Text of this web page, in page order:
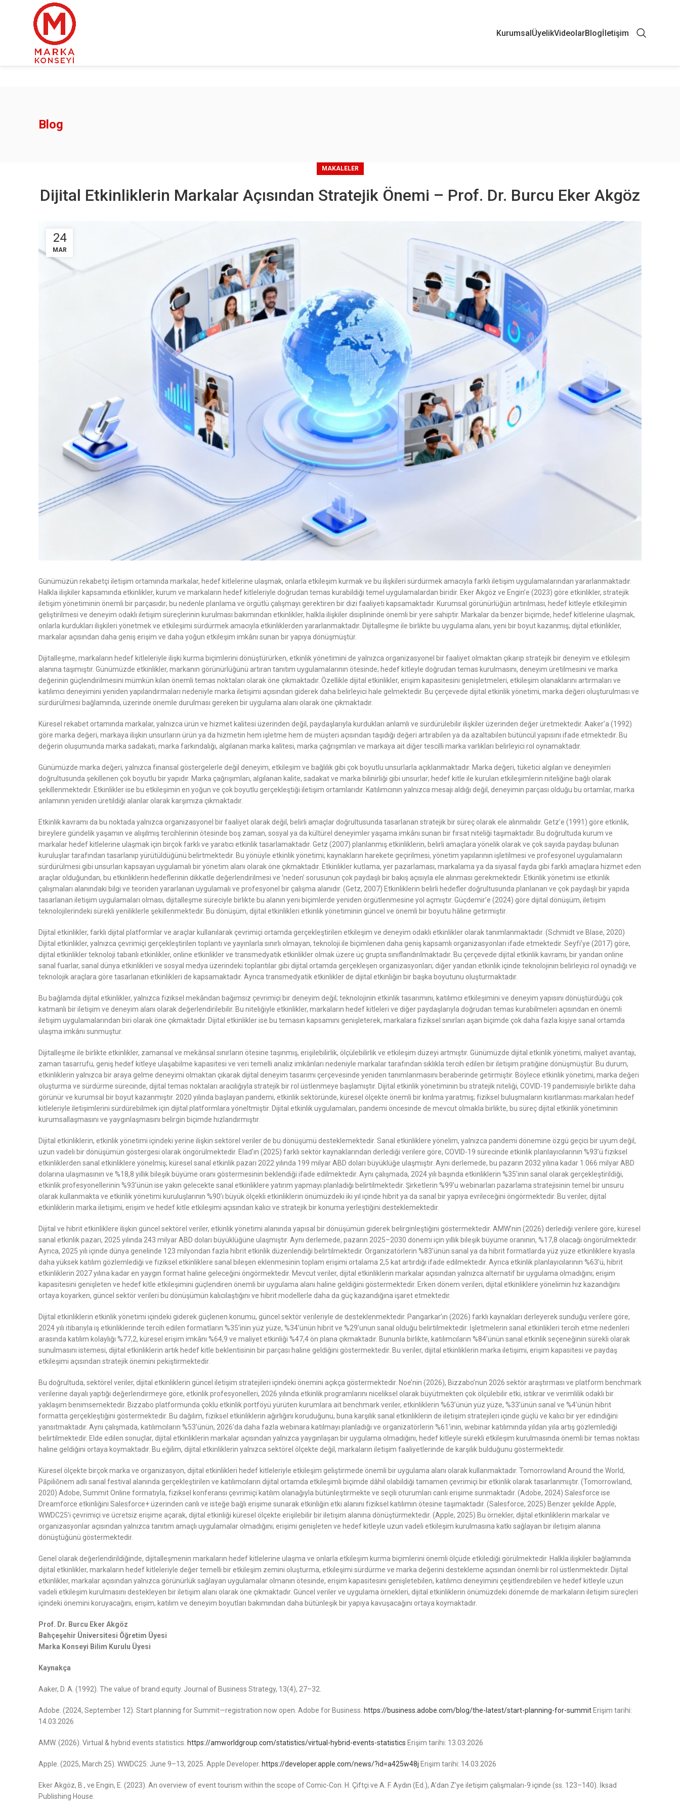
KurumsalÜyelikVideolarBlogİletişim
Blog
MAKALELER
Dijital Etkinliklerin Markalar Açısından Stratejik Önemi – Prof. Dr. Burcu Eker Akgöz
24
MAR
Günümüzün rekabetçi iletişim ortamında markalar, hedef kitlelerine ulaşmak, onlarla etkileşim kurmak ve bu ilişkileri sürdürmek amacıyla farklı iletişim uygulamalarından yararlanmaktadır.
Halkla ilişkiler kapsamında etkinlikler, kurum ve markaların hedef kitleleriyle doğrudan temas kurabildiği temel uygulamalardan biridir. Eker Akgöz ve Engin’e (2023) göre etkinlikler, stratejik
iletişim yönetiminin önemli bir parçasıdır; bu nedenle planlama ve örgütlü çalışmayı gerektiren bir dizi faaliyeti kapsamaktadır. Kurumsal görünürlüğün artırılması, hedef kitleyle etkileşimin
geliştirilmesi ve deneyim odaklı iletişim süreçlerinin kurulması bakımından etkinlikler, halkla ilişkiler disiplininde önemli bir yere sahiptir. Markalar da benzer biçimde, hedef kitlelerine ulaşmak,
onlarla kurdukları ilişkileri yönetmek ve etkileşimi sürdürmek amacıyla etkinliklerden yararlanmaktadır. Dijitalleşme ile birlikte bu uygulama alanı, yeni bir boyut kazanmış; dijital etkinlikler,
markalar açısından daha geniş erişim ve daha yoğun etkileşim imkânı sunan bir yapıya dönüşmüştür.
Dijitalleşme, markaların hedef kitleleriyle ilişki kurma biçimlerini dönüştürürken, etkinlik yönetimini de yalnızca organizasyonel bir faaliyet olmaktan çıkarıp stratejik bir deneyim ve etkileşim
alanına taşımıştır. Günümüzde etkinlikler, markanın görünürlüğünü artıran tanıtım uygulamalarının ötesinde; hedef kitleyle doğrudan temas kurulmasını, deneyim üretilmesini ve marka
değerinin güçlendirilmesini mümkün kılan önemli temas noktaları olarak öne çıkmaktadır. Özellikle dijital etkinlikler, erişim kapasitesini genişletmeleri, etkileşim olanaklarını artırmaları ve
katılımcı deneyimini yeniden yapılandırmaları nedeniyle marka iletişimi açısından giderek daha belirleyici hale gelmektedir. Bu çerçevede dijital etkinlik yönetimi, marka değeri oluşturulması ve
sürdürülmesi bağlamında, üzerinde önemle durulması gereken bir uygulama alanı olarak öne çıkmaktadır.
Küresel rekabet ortamında markalar, yalnızca ürün ve hizmet kalitesi üzerinden değil, paydaşlarıyla kurdukları anlamlı ve sürdürülebilir ilişkiler üzerinden değer üretmektedir. Aaker’a (1992)
göre marka değeri, markaya ilişkin unsurların ürün ya da hizmetin hem işletme hem de müşteri açısından taşıdığı değeri artırabilen ya da azaltabilen bütüncül yapısını ifade etmektedir. Bu
değerin oluşumunda marka sadakati, marka farkındalığı, algılanan marka kalitesi, marka çağrışımları ve markaya ait diğer tescilli marka varlıkları belirleyici rol oynamaktadır.
Günümüzde marka değeri, yalnızca finansal göstergelerle değil deneyim, etkileşim ve bağlılık gibi çok boyutlu unsurlarla açıklanmaktadır. Marka değeri, tüketici algıları ve deneyimleri
doğrultusunda şekillenen çok boyutlu bir yapıdır. Marka çağrışımları, algılanan kalite, sadakat ve marka bilinirliği gibi unsurlar; hedef kitle ile kurulan etkileşimlerin niteliğine bağlı olarak
şekillenmektedir. Etkinlikler ise bu etkileşimin en yoğun ve çok boyutlu gerçekleştiği iletişim ortamlarıdır. Katılımcının yalnızca mesajı aldığı değil, deneyimin parçası olduğu bu ortamlar, marka
anlamının yeniden üretildiği alanlar olarak karşımıza çıkmaktadır.
Etkinlik kavramı da bu noktada yalnızca organizasyonel bir faaliyet olarak değil, belirli amaçlar doğrultusunda tasarlanan stratejik bir süreç olarak ele alınmalıdır. Getz’e (1991) göre etkinlik,
bireylere gündelik yaşamın ve alışılmış tercihlerinin ötesinde boş zaman, sosyal ya da kültürel deneyimler yaşama imkânı sunan bir fırsat niteliği taşımaktadır. Bu doğrultuda kurum ve
markalar hedef kitlelerine ulaşmak için birçok farklı ve yaratıcı etkinlik tasarlamaktadır. Getz (2007) planlanmış etkinliklerin, belirli amaçlara yönelik olarak ve çok sayıda paydaşı bulunan
kuruluşlar tarafından tasarlanıp yürütüldüğünü belirtmektedir. Bu yönüyle etkinlik yönetimi; kaynakların harekete geçirilmesi, yönetim yapılarının işletilmesi ve profesyonel uygulamaların
sürdürülmesi gibi unsurları kapsayan uygulamalı bir yönetim alanı olarak öne çıkmaktadır. Etkinlikler kutlama, yer pazarlaması, markalama ya da siyasal fayda gibi farklı amaçlara hizmet eden
araçlar olduğundan, bu etkinliklerin hedeflerinin dikkatle değerlendirilmesi ve ‘neden’ sorusunun çok paydaşlı bir bakış açısıyla ele alınması gerekmektedir. Etkinlik yönetimi ise etkinlik
çalışmaları alanındaki bilgi ve teoriden yararlanan uygulamalı ve profesyonel bir çalışma alanıdır. (Getz, 2007) Etkinliklerin belirli hedefler doğrultusunda planlanan ve çok paydaşlı bir yapıda
tasarlanan iletişim uygulamaları olması, dijitalleşme süreciyle birlikte bu alanın yeni biçimlerde yeniden örgütlenmesine yol açmıştır. Güçdemir’e (2024) göre dijital dönüşüm, iletişim
teknolojilerindeki sürekli yeniliklerle şekillenmektedir. Bu dönüşüm, dijital etkinlikleri etkinlik yönetiminin güncel ve önemli bir boyutu hâline getirmiştir.
Dijital etkinlikler, farklı dijital platformlar ve araçlar kullanılarak çevrimiçi ortamda gerçekleştirilen etkileşim ve deneyim odaklı etkinlikler olarak tanımlanmaktadır. (Schmidt ve Blase, 2020)
Dijital etkinlikler, yalnızca çevrimiçi gerçekleştirilen toplantı ve yayınlarla sınırlı olmayan, teknoloji ile biçimlenen daha geniş kapsamlı organizasyonları ifade etmektedir. Seyfi’ye (2017) göre,
dijital etkinlikler teknoloji tabanlı etkinlikler, online etkinlikler ve transmedyatik etkinlikler olmak üzere üç grupta sınıflandırılmaktadır. Bu çerçevede dijital etkinlik kavramı, bir yandan online
sanal fuarlar, sanal dünya etkinlikleri ve sosyal medya üzerindeki toplantılar gibi dijital ortamda gerçekleşen organizasyonları; diğer yandan etkinlik içinde teknolojinin belirleyici rol oynadığı ve
teknolojik araçlara göre tasarlanan etkinlikleri de kapsamaktadır. Ayrıca transmedyatik etkinlikler de dijital etkinliğin bir başka boyutunu oluşturmaktadır.
Bu bağlamda dijital etkinlikler, yalnızca fiziksel mekândan bağımsız çevrimiçi bir deneyim değil; teknolojinin etkinlik tasarımını, katılımcı etkileşimini ve deneyim yapısını dönüştürdüğü çok
katmanlı bir iletişim ve deneyim alanı olarak değerlendirilebilir. Bu niteliğiyle etkinlikler, markaların hedef kitleleri ve diğer paydaşlarıyla doğrudan temas kurabilmeleri açısından en önemli
iletişim uygulamalarından biri olarak öne çıkmaktadır. Dijital etkinlikler ise bu temasın kapsamını genişleterek, markalara fiziksel sınırları aşan biçimde çok daha fazla kişiye sanal ortamda
ulaşma imkânı sunmuştur.
Dijitalleşme ile birlikte etkinlikler, zamansal ve mekânsal sınırların ötesine taşınmış, erişilebilirlik, ölçülebilirlik ve etkileşim düzeyi artmıştır. Günümüzde dijital etkinlik yönetimi, maliyet avantajı,
zaman tasarrufu, geniş hedef kitleye ulaşabilme kapasitesi ve veri temelli analiz imkânları nedeniyle markalar tarafından sıklıkla tercih edilen bir iletişim pratiğine dönüşmüştür. Bu durum,
etkinliklerin yalnızca bir araya gelme deneyimi olmaktan çıkarak dijital deneyim tasarımı çerçevesinde yeniden tanımlanmasını beraberinde getirmiştir. Böylece etkinlik yönetimi, marka değeri
oluşturma ve sürdürme sürecinde, dijital temas noktaları aracılığıyla stratejik bir rol üstlenmeye başlamıştır. Dijital etkinlik yönetiminin bu stratejik niteliği, COVID-19 pandemisiyle birlikte daha
görünür ve kurumsal bir boyut kazanmıştır. 2020 yılında başlayan pandemi, etkinlik sektöründe, küresel ölçekte önemli bir kırılma yaratmış; fiziksel buluşmaların kısıtlanması markaları hedef
kitleleriyle iletişimlerini sürdürebilmek için dijital platformlara yöneltmiştir. Dijital etkinlik uygulamaları, pandemi öncesinde de mevcut olmakla birlikte, bu süreç dijital etkinlik yönetiminin
kurumsallaşmasını ve yaygınlaşmasını belirgin biçimde hızlandırmıştır.
Dijital etkinliklerin, etkinlik yönetimi içindeki yerine ilişkin sektörel veriler de bu dönüşümü desteklemektedir. Sanal etkinliklere yönelim, yalnızca pandemi dönemine özgü geçici bir uyum değil,
uzun vadeli bir dönüşümün göstergesi olarak öngörülmektedir. Elad’ın (2025) farklı sektör kaynaklarından derlediği verilere göre, COVID-19 sürecinde etkinlik planlayıcılarının %93’ü fiziksel
etkinliklerden sanal etkinliklere yönelmiş; küresel sanal etkinlik pazarı 2022 yılında 199 milyar ABD doları büyüklüğe ulaşmıştır. Aynı derlemede, bu pazarın 2032 yılına kadar 1.066 milyar ABD
dolarına ulaşmasının ve %18,8 yıllık bileşik büyüme oranı göstermesinin beklendiği ifade edilmektedir. Aynı çalışmada, 2024 yılı başında etkinliklerin %35’inin sanal olarak gerçekleştirildiği,
etkinlik profesyonellerinin %93’ünün ise yakın gelecekte sanal etkinliklere yatırım yapmayı planladığı belirtilmektedir. Şirketlerin %99’u webinarları pazarlama stratejisinin temel bir unsuru
olarak kullanmakta ve etkinlik yönetimi kuruluşlarının %90’ı büyük ölçekli etkinliklerin önümüzdeki iki yıl içinde hibrit ya da sanal bir yapıya evrileceğini öngörmektedir. Bu veriler, dijital
etkinliklerin marka iletişimi, erişim ve hedef kitle etkileşimi açısından kalıcı ve stratejik bir konuma yerleştiğini desteklemektedir.
Dijital ve hibrit etkinliklere ilişkin güncel sektörel veriler, etkinlik yönetimi alanında yapısal bir dönüşümün giderek belirginleştiğini göstermektedir. AMW’nin (2026) derlediği verilere göre, küresel
sanal etkinlik pazarı, 2025 yılında 243 milyar ABD doları büyüklüğüne ulaşmıştır. Aynı derlemede, pazarın 2025–2030 dönemi için yıllık bileşik büyüme oranının, %17,8 olacağı öngörülmektedir.
Ayrıca, 2025 yılı içinde dünya genelinde 123 milyondan fazla hibrit etkinlik düzenlendiği belirtilmektedir. Organizatörlerin %83’ünün sanal ya da hibrit formatlarda yüz yüze etkinliklere kıyasla
daha yüksek katılım gözlemlediği ve fiziksel etkinliklere sanal bileşen eklenmesinin toplam erişimi ortalama 2,5 kat artırdığı ifade edilmektedir. Ayrıca etkinlik planlayıcılarının %63’ü, hibrit
etkinliklerin 2027 yılına kadar en yaygın format haline geleceğini öngörmektedir. Mevcut veriler, dijital etkinliklerin markalar açısından yalnızca alternatif bir uygulama olmadığını; erişim
kapasitesini genişleten ve hedef kitle etkileşimini güçlendiren önemli bir uygulama alanı haline geldiğini göstermektedir. Erken dönem verileri, dijital etkinliklere yönelimin hız kazandığını
ortaya koyarken, güncel sektör verileri bu dönüşümün kalıcılaştığını ve hibrit modellerle daha da güç kazandığına işaret etmektedir.
Dijital etkinliklerin etkinlik yönetimi içindeki giderek güçlenen konumu, güncel sektör verileriyle de desteklenmektedir. Pangarkar’ın (2026) farklı kaynakları derleyerek sunduğu verilere göre,
2024 yılı itibarıyla iş etkinliklerinde tercih edilen formatların %35’inin yüz yüze, %34’ünün hibrit ve %29’unun sanal olduğu belirtilmektedir. İşletmelerin sanal etkinlikleri tercih etme nedenleri
arasında katılım kolaylığı %77,2, küresel erişim imkânı %64,9 ve maliyet etkinliği %47,4 ön plana çıkmaktadır. Bununla birlikte, katılımcıların %84’ünün sanal etkinlik seçeneğinin sürekli olarak
sunulmasını istemesi, dijital etkinliklerin artık hedef kitle beklentisinin bir parçası haline geldiğini göstermektedir. Bu veriler, dijital etkinliklerin marka iletişimi, erişim kapasitesi ve paydaş
etkileşimi açısından stratejik önemini pekiştirmektedir.
Bu doğrultuda, sektörel veriler, dijital etkinliklerin güncel iletişim stratejileri içindeki önemini açıkça göstermektedir. Noe’nin (2026), Bizzabo’nun 2026 sektör araştırması ve platform benchmark
verilerine dayalı yaptığı değerlendirmeye göre, etkinlik profesyonelleri, 2026 yılında etkinlik programlarını niceliksel olarak büyütmekten çok ölçülebilir etki, istikrar ve verimlilik odaklı bir
yaklaşım benimsemektedir. Bizzabo platformunda çoklu etkinlik portföyü yürüten kurumlara ait benchmark veriler, etkinliklerin %63’ünün yüz yüze, %33’ünün sanal ve %4’ünün hibrit
formatta gerçekleştiğini göstermektedir. Bu dağılım, fiziksel etkinliklerin ağırlığını koruduğunu, buna karşılık sanal etkinliklerin de iletişim stratejileri içinde güçlü ve kalıcı bir yer edindiğini
yansıtmaktadır. Aynı çalışmada, katılımcıların %53’ünün, 2026’da daha fazla webinara katılmayı planladığı ve organizatörlerin %61’inin, webinar katılımında yıldan yıla artış gözlemlediği
belirtilmektedir. Elde edilen sonuçlar, dijital etkinliklerin markalar açısından yalnızca yaygınlaşan bir uygulama olmadığını, hedef kitleyle sürekli etkileşim kurulmasında önemli bir temas noktası
haline geldiğini ortaya koymaktadır. Bu eğilim, dijital etkinliklerin yalnızca sektörel ölçekte değil, markaların iletişim faaliyetlerinde de karşılık bulduğunu göstermektedir.
Küresel ölçekte birçok marka ve organizasyon, dijital etkinlikleri hedef kitleleriyle etkileşim geliştirmede önemli bir uygulama alanı olarak kullanmaktadır. Tomorrowland Around the World,
Pāpiliōnem adlı sanal festival alanında gerçekleştirilen ve katılımcıların dijital ortamda etkileşimli biçimde dâhil olabildiği tamamen çevrimiçi bir etkinlik olarak tasarlanmıştır. (Tomorrowland,
2020) Adobe, Summit Online formatıyla, fiziksel konferansı çevrimiçi katılım olanağıyla bütünleştirmekte ve seçili oturumları canlı erişime sunmaktadır. (Adobe, 2024) Salesforce ise
Dreamforce etkinliğini Salesforce+ üzerinden canlı ve isteğe bağlı erişime sunarak etkinliğin etki alanını fiziksel katılımın ötesine taşımaktadır. (Salesforce, 2025) Benzer şekilde Apple,
WWDC25’i çevrimiçi ve ücretsiz erişime açarak, dijital etkinliği küresel ölçekte erişilebilir bir iletişim alanına dönüştürmektedir. (Apple, 2025) Bu örnekler, dijital etkinliklerin markalar ve
organizasyonlar açısından yalnızca tanıtım amaçlı uygulamalar olmadığını; erişimi genişleten ve hedef kitleyle uzun vadeli etkileşim kurulmasına katkı sağlayan bir iletişim alanına
dönüştüğünü göstermektedir.
Genel olarak değerlendirildiğinde, dijitalleşmenin markaların hedef kitlelerine ulaşma ve onlarla etkileşim kurma biçimlerini önemli ölçüde etkilediği görülmektedir. Halkla ilişkiler bağlamında
dijital etkinlikler, markaların hedef kitleleriyle değer temelli bir etkileşim zemini oluşturma, etkileşimi sürdürme ve marka değerini destekleme açısından önemli bir rol üstlenmektedir. Dijital
etkinlikler, markalar açısından yalnızca görünürlük sağlayan uygulamalar olmanın ötesinde, erişim kapasitesini genişletebilen, katılımcı deneyimini çeşitlendirebilen ve hedef kitleyle uzun
vadeli etkileşim kurulmasını destekleyen bir iletişim alanı olarak öne çıkmaktadır. Güncel veriler ve uygulama örnekleri, dijital etkinliklerin önümüzdeki dönemde de markaların iletişim süreçleri
içindeki önemini koruyacağını, erişim, katılım ve deneyim boyutları bakımından daha bütünleşik bir yapıya kavuşacağını ortaya koymaktadır.
Prof. Dr. Burcu Eker Akgöz
Bahçeşehir Üniversitesi Öğretim Üyesi
Marka Konseyi Bilim Kurulu Üyesi
Kaynakça
Aaker, D. A. (1992). The value of brand equity. Journal of Business Strategy, 13(4), 27–32.
Adobe. (2024, September 12). Start planning for Summit—registration now open. Adobe for Business. https://business.adobe.com/blog/the-latest/start-planning-for-summit Erişim tarihi:
14.03.2026
AMW. (2026). Virtual & hybrid events statistics. https://amworldgroup.com/statistics/virtual-hybrid-events-statistics Erişim tarihi: 13.03.2026
Apple. (2025, March 25). WWDC25: June 9–13, 2025. Apple Developer. https://developer.apple.com/news/?id=a425w48j Erişim tarihi: 14.03.2026
Eker Akgöz, B., ve Engin, E. (2023). An overview of event tourism within the scope of Comic-Con. H. Çiftçi ve A. F. Aydın (Ed.), A’dan Z’ye iletişim çalışmaları-9 içinde (ss. 123–140). İksad
Publishing House.